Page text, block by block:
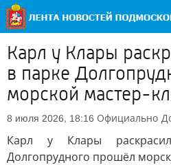
Карл у Клары
в парке
морской мастер-
8 июля 2026, 18:16 Официально
Карл у Клары
Долгопрудного прошёл